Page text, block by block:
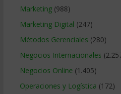
Marketing(988)
Marketing Digital (247)
Métodos Gerenciales (280)
Negocios Internacionales
Negocios Online (1.405)
Operaciones y Logística (172)